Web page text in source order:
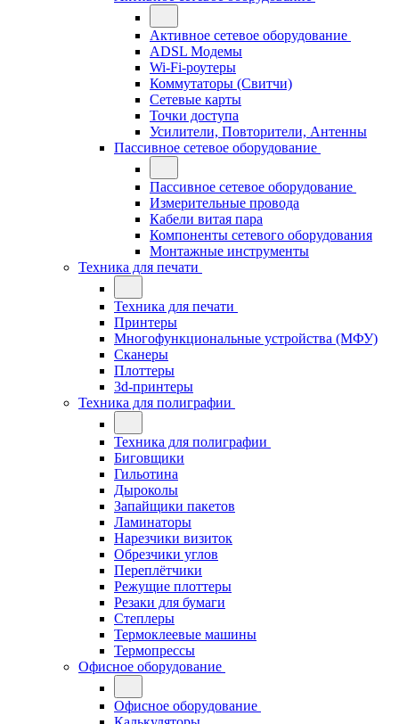
Активное сетевое оборудование
ADSL Модемы
Wi-Fi-роутеры
Коммутаторы (Свитчи)
Сетевые карты
Точки доступа
Усилители, Повторители, Антенны
Пассивное сетевое оборудование
Пассивное сетевое оборудование
Измерительные провода
Кабели витая пара
Компоненты сетевого оборудования
Монтажные инструменты
Техника для печати
Техника для печати
Принтеры
Многофункциональные устройства (МФУ)
Сканеры
Плоттеры
3d-принтеры
Техника для полиграфии
Техника для полиграфии
Биговщики
Гильотина
Дыроколы
Запайщики пакетов
Ламинаторы
Нарезчики визиток
Обрезчики углов
Переплётчики
Режущие плоттеры
Резаки для бумаги
Степлеры
Термоклеевые машины
Термопрессы
Офисное оборудование
Офисное оборудование